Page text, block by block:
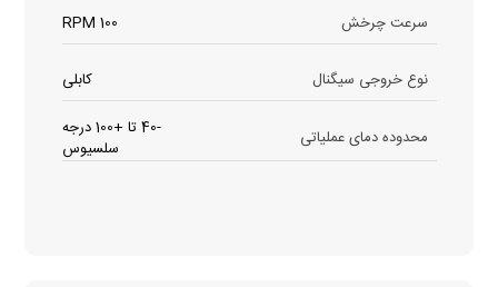
سرعت چرخش 100 RPM
نوع خروجی سیگنال کابلی
محدوده دمای عملیاتی
-40 تا +100 درجه
سلسیوس